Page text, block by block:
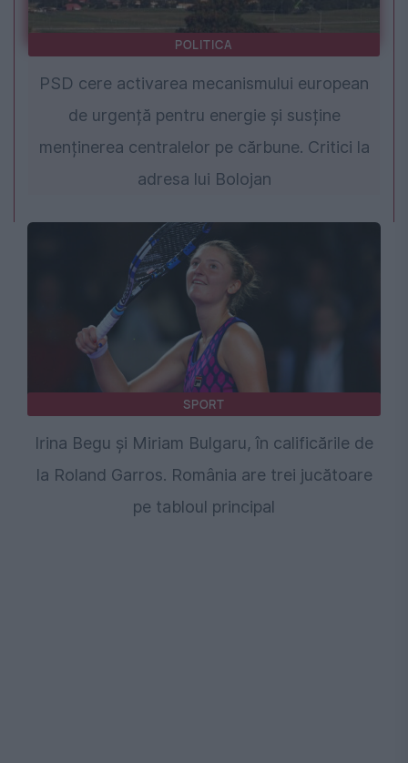
POLITICA
PSD cere activarea mecanismului european
de urgență pentru energie și susține
menținerea centralelor pe cărbune. Critici la
adresa lui Bolojan
SPORT
Irina Begu și Miriam Bulgaru, în calificările de
la Roland Garros. România are trei jucătoare
pe tabloul principal